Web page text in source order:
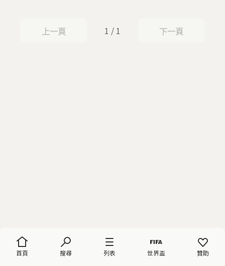
首頁 搜尋 列表 世界盃 贊助
上一頁
上一頁 1 / 1 下一頁
下一頁